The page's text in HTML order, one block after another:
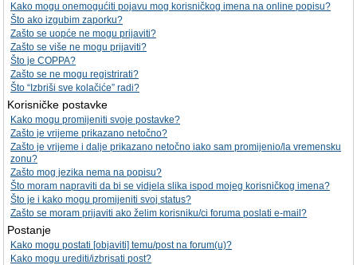
Kako mogu onemogućiti pojavu mog korisničkog imena na online popisu?
Što ako izgubim zaporku?
Zašto se uopće ne mogu prijaviti?
Zašto se više ne mogu prijaviti?
Što je COPPA?
Zašto se ne mogu registrirati?
Što “Izbriši sve kolačiće” radi?
Korisničke postavke
Kako mogu promijeniti svoje postavke?
Zašto je vrijeme prikazano netočno?
Zašto je vrijeme i dalje prikazano netočno iako sam promijenio/la vremensku
zonu?
Zašto mog jezika nema na popisu?
Što moram napraviti da bi se vidjela slika ispod mojeg korisničkog imena?
Što je i kako mogu promijeniti svoj status?
Zašto se moram prijaviti ako želim korisniku/ci foruma poslati e-mail?
Postanje
Kako mogu postati [objaviti] temu/post na forum(u)?
Kako mogu urediti/izbrisati post?